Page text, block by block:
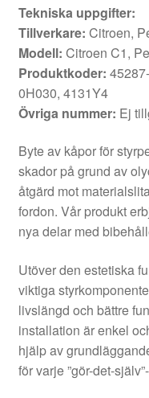
Tekniska uppgifter:
Tillverkare: Citroen,
Modell: Citroen C1,
Produktkoder:
0H030, 4131Y4
Övriga nummer: Ej
Byte av kåpor för
skador på grund av
åtgärd mot
fordon. Vår produkt
nya delar med
Utöver den estetiska
viktiga
livslängd och bättre
installation är enkel
hjälp av
för varje ”gör-det-